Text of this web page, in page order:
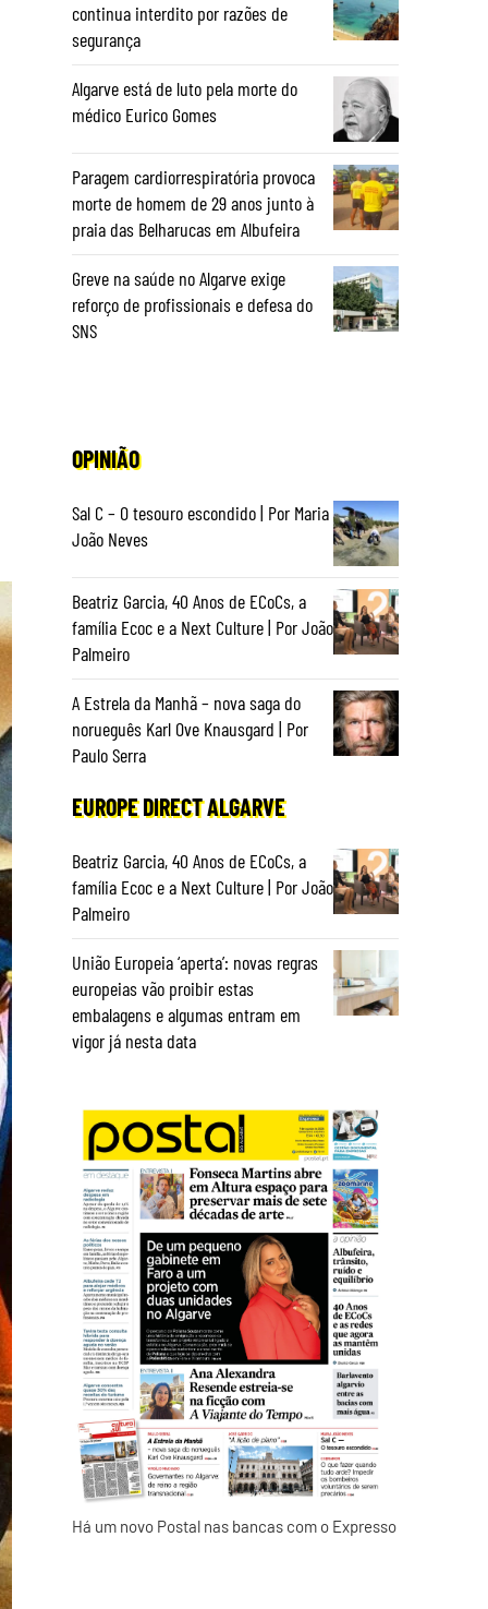
continua interdito por razões de
segurança
Algarve está de luto pela morte do
médico Eurico Gomes
Paragem cardiorrespiratória provoca
morte de homem de 29 anos junto à
praia das Belharucas em Albufeira
Greve na saúde no Algarve exige
reforço de profissionais e defesa do
SNS
OPINIÃO
Sal C – O tesouro escondido | Por Maria
João Neves
Beatriz Garcia, 40 Anos de ECoCs, a
família Ecoc e a Next Culture | Por João
Palmeiro
A Estrela da Manhã – nova saga do
norueguês Karl Ove Knausgard | Por
Paulo Serra
EUROPE DIRECT ALGARVE
Beatriz Garcia, 40 Anos de ECoCs, a
família Ecoc e a Next Culture | Por João
Palmeiro
União Europeia ‘aperta’: novas regras
europeias vão proibir estas
embalagens e algumas entram em
vigor já nesta data
Há um novo Postal nas bancas com o Expresso